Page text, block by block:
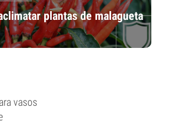
plantas de malagueta
vasos